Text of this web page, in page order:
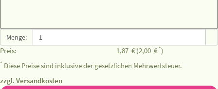
Menge:
Preis: 1,87 € (2,00 € *)
* Diese Preise sind inklusive der gesetzlichen Mehrwertsteuer.
zzgl. Versandkosten